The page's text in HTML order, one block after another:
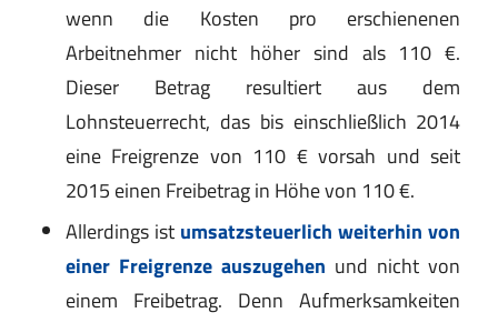
wenn die Kosten pro erschienenen
Arbeitnehmer nicht höher sind als 110 €.
Dieser Betrag resultiert aus dem
Lohnsteuerrecht, das bis einschließlich 2014
eine Freigrenze von 110 € vorsah und seit
2015 einen Freibetrag in Höhe von 110 €.
Allerdings ist umsatzsteuerlich weiterhin von
einer Freigrenze auszugehen und nicht von
einem Freibetrag. Denn Aufmerksamkeiten